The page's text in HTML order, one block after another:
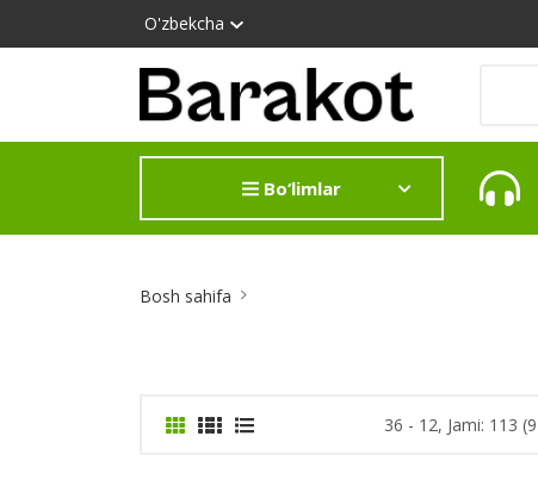
O'zbekcha
Bo‘limlar
Bosh sahifa
36 - 12, Jami: 113